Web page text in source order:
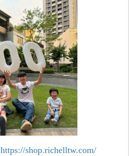
https://shop.richelltw.com/